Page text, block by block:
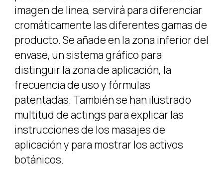
imagen de línea, servirá para diferenciar
cromáticamente las diferentes gamas de
producto. Se añade en la zona inferior del
envase, un sistema gráfico para
distinguir la zona de aplicación, la
frecuencia de uso y fórmulas
patentadas. También se han ilustrado
multitud de actings para explicar las
instrucciones de los masajes de
aplicación y para mostrar los activos
botánicos.